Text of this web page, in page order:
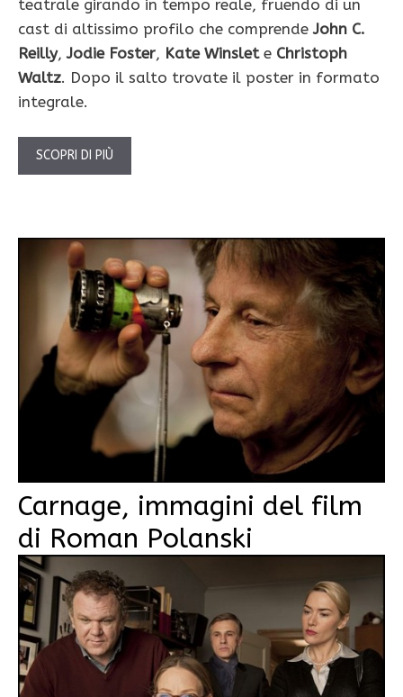
teatrale girando in tempo reale, fruendo di un
cast di altissimo profilo che comprendeJohn C.
Reilly,Jodie Foster, Kate Winslete Christoph
Waltz. Dopo il salto trovate il poster in formato
integrale.
SCOPRI DI PIÙ
Carnage, immagini del film
di Roman Polanski